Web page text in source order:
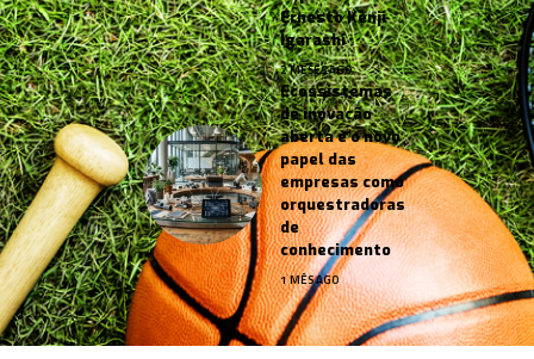
Ernesto Kenji
Igarashi
2 MESES AGO
Ecossistemas
de inovação
aberta e o novo
papel das
empresas como
orquestradoras
de
conhecimento
1 MÊS AGO